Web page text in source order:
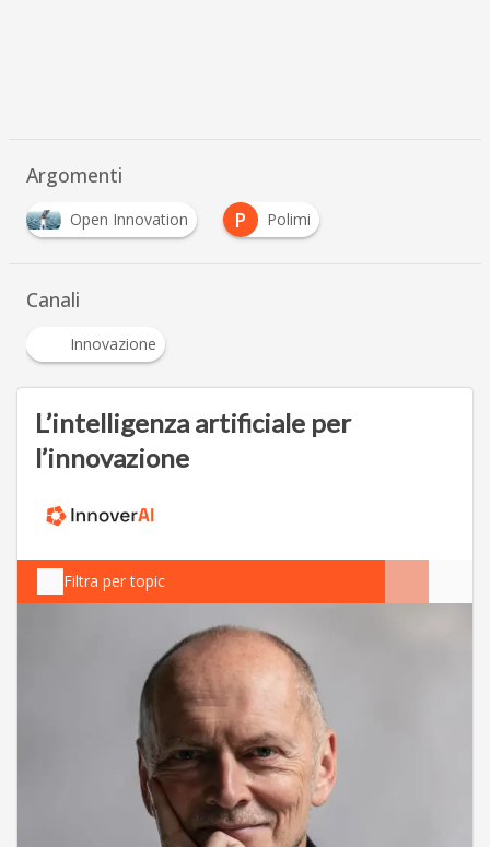
Argomenti
Open Innovation P Polimi
Canali
Innovazione
L’intelligenza artificiale per
l’innovazione
Filtra per topic